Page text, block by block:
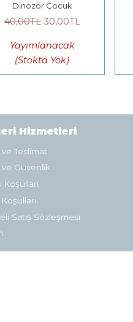
Dinozor Çocuk
40,00TL 30,00TL
Yayımlanacak
(Stokta Yok)
Hizmetleri
Teslimat
ve Güvenlik
Koşulları
Satış Sözleşmesi